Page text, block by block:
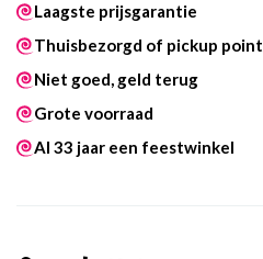
Laagste prijsgarantie
Thuisbezorgd of pickup point
Niet goed, geld terug
Grote voorraad
Al 33 jaar een feestwinkel